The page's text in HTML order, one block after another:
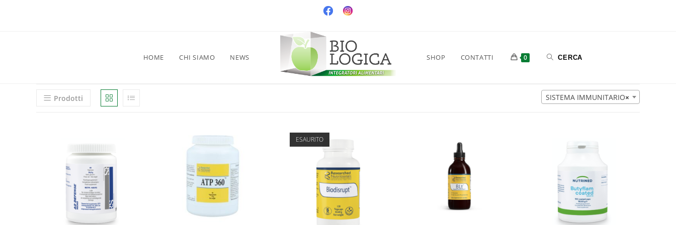
HOME CHI SIAMO NEWS SHOP CONTATTI 0
×
SISTEMA IMMUNITARIO
Prodotti
ESAURITO